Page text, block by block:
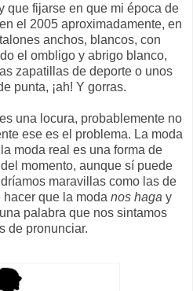
que fijarse en que mi época de
el 2005 aproximadamente, en
anchos, blancos, con
el ombligo y abrigo blanco,
zapatillas de deporte o unos
punta, ¡ah! Y gorras.
una locura, probablemente no
ese es el problema. La moda
moda real es una forma de
momento, aunque sí puede
maravillas como las de
hacer que la moda nos haga y
palabra que nos sintamos
de pronunciar.